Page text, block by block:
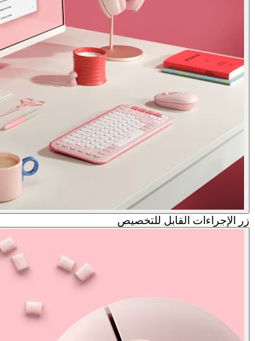
زر الإجراءات القابل للتخصيص